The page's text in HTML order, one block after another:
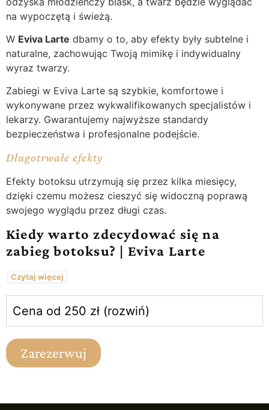
na wypoczętą i świeżą.
W Eviva Larte dbamy o to, aby efekty były subtelne i
naturalne, zachowując Twoją mimikę i indywidualny
wyraz twarzy.
Zabiegi w Eviva Larte są szybkie, komfortowe i
wykonywane przez wykwalifikowanych specjalistów i
lekarzy. Gwarantujemy najwyższe standardy
bezpieczeństwa i profesjonalne podejście.
Długotrwałe efekty
Efekty botoksu utrzymują się przez kilka miesięcy,
dzięki czemu możesz cieszyć się widoczną poprawą
swojego wyglądu przez długi czas.
Kiedy warto zdecydować się na
zabieg botoksu? | Eviva Larte
Czytaj więcej
Cena od 250 zł (rozwiń)
Zarezerwuj